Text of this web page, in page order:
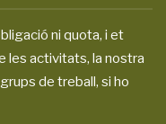
ni quota, i et
les activitats, la nostra
de treball, si ho